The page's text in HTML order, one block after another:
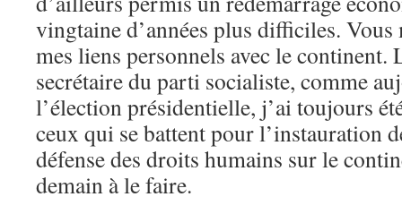
vingtaine d’années plus difficiles. Vous
mes liens personnels avec le continent.
secrétaire du parti socialiste, comme
l’élection présidentielle, j’ai toujours
ceux qui se battent pour l’instauration
défense des droits humains sur le
demain à le faire.